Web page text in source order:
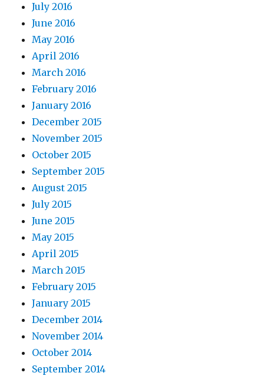
July 2016
June 2016
May 2016
April 2016
March 2016
February 2016
January 2016
December 2015
November 2015
October 2015
September 2015
August 2015
July 2015
June 2015
May 2015
April 2015
March 2015
February 2015
January 2015
December 2014
November 2014
October 2014
September 2014